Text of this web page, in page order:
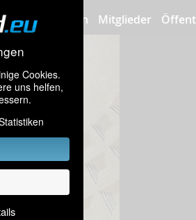
Cookies.
uns helfen,
hochladen Mitglieder